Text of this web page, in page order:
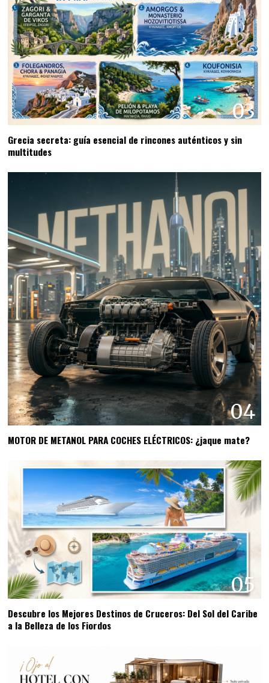
03
Grecia secreta: guía esencial de rincones auténticos y sin
multitudes
04
MOTOR DE METANOL PARA COCHES ELÉCTRICOS: ¿jaque mate?
05
Descubre los Mejores Destinos de Cruceros: Del Sol del Caribe
a la Belleza de los Fiordos